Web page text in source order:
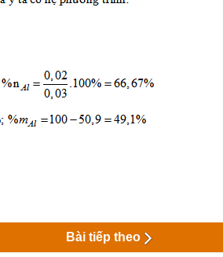
Bài tiếp theo